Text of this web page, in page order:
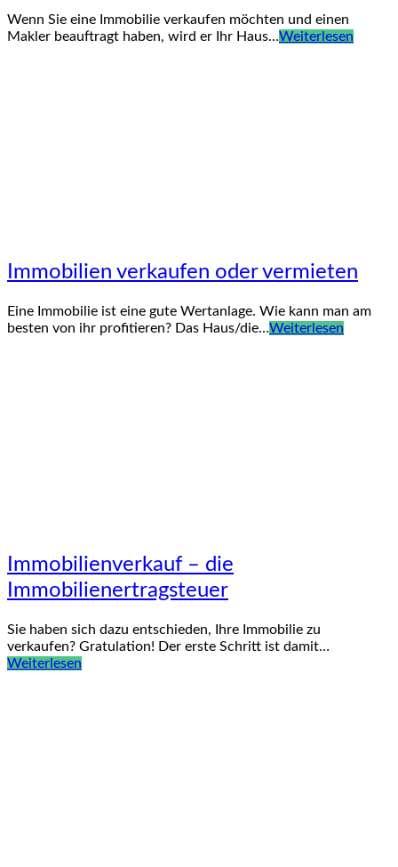
Wenn Sie eine Immobilie verkaufen möchten und einen
Makler beauftragt haben, wird er Ihr Haus…Weiterlesen
Immobilien verkaufen oder vermieten
Eine Immobilie ist eine gute Wertanlage. Wie kann man am
besten von ihr profitieren? Das Haus/die…Weiterlesen
Immobilienverkauf – die
Immobilienertragsteuer
Sie haben sich dazu entschieden, Ihre Immobilie zu
verkaufen? Gratulation! Der erste Schritt ist damit…
Weiterlesen